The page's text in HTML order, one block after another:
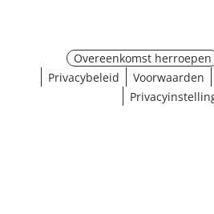
Overeenkomst herroepen
Privacybeleid
Voorwaarden